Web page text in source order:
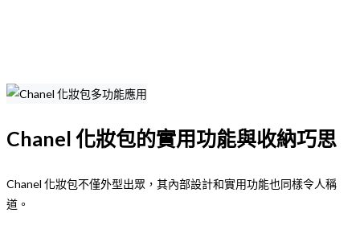
Chanel 化妝包的實用功能與收納巧思
Chanel 化妝包不僅外型出眾，其內部設計和實用功能也同樣令人稱
道。